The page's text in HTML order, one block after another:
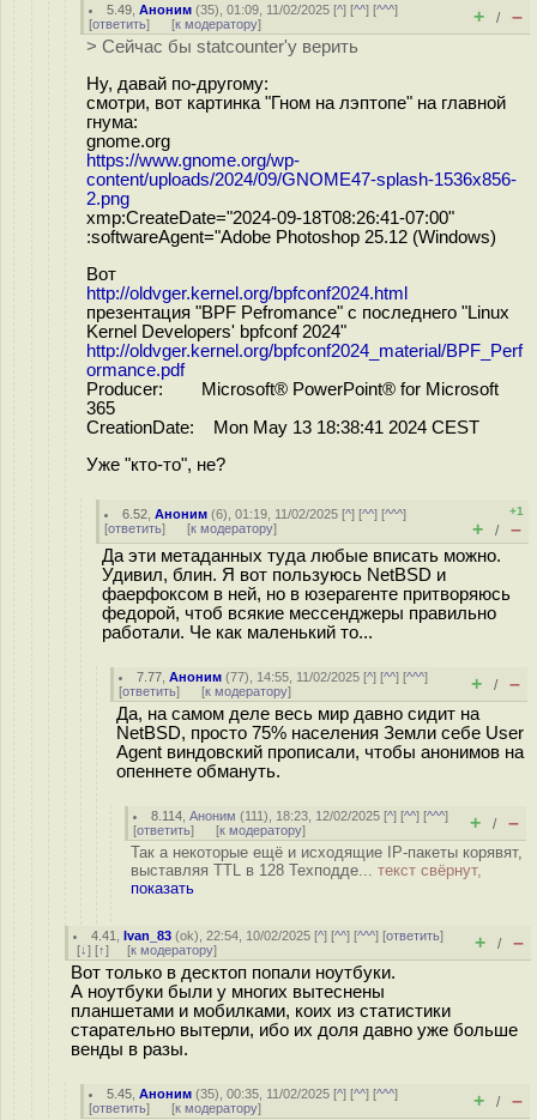
5.49 ,Аноним (35), 01:09, 11/02/2025 [^] [^^] [^^^]
[ответить] [к модератору] + / –
> Сейчас бы statcounter'у верить
Ну, давай по-другому:
смотри, вот картинка "Гном на лэптопе" на главной
гнума:
gnome.org
https://www.gnome.org/wp-
content/uploads/2024/09/GNOME47-splash-1536x856-
2.png
xmp:CreateDate="2024-09-18T08:26:41-07:00"
:softwareAgent="Adobe Photoshop 25.12 (Windows)
Вот
http://oldvger.kernel.org/bpfconf2024.html
презентация "BPF Pefromance" c последнего "Linux
Kernel Developers' bpfconf 2024"
http://oldvger.kernel.org/bpfconf2024_material/BPF_Perf
ormance.pdf
Producer: Microsoft® PowerPoint® for Microsoft
365
CreationDate: Mon May 13 18:38:41 2024 CEST
Уже "кто-то", не?
6.52 ,Аноним (6), 01:19, 11/02/2025 [^] [^^] [^^^]
[ответить] [к модератору]
+1
+ / –
Да эти метаданных туда любые вписать можно.
Удивил, блин. Я вот пользуюсь NetBSD и
фаерфоксом в ней, но в юзерагенте притворяюсь
федорой, чтоб всякие мессенджеры правильно
работали. Че как маленький то...
7.77 ,Аноним (77), 14:55, 11/02/2025 [^] [^^] [^^^]
[ответить] [к модератору] + / –
Да, на самом деле весь мир давно сидит на
NetBSD, просто 75% населения Земли себе User
Agent виндовский прописали, чтобы анонимов на
опеннете обмануть.
8.114 ,Аноним (111), 18:23, 12/02/2025 [^] [^^] [^^^]
[ответить] [к модератору] + / –
Так а некоторые ещё и исходящие IP-пакеты корявят,
выставляя TTL в 128 Техподде... текст свёрнут,
показать
4.41 ,Ivan_83 (ok), 22:54, 10/02/2025 [^] [^^] [^^^] [ответить]
[↓] [↑] [к модератору] + / –
Вот только в десктоп попали ноутбуки.
А ноутбуки были у многих вытеснены
планшетами и мобилками, коих из статистики
старательно вытерли, ибо их доля давно уже больше
венды в разы.
5.45 ,Аноним (35), 00:35, 11/02/2025 [^] [^^] [^^^]
[ответить] [к модератору] + / –